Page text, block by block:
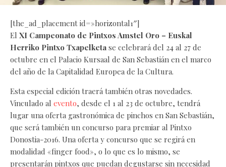
[the_ad_placement id=»horizontal1″]
El XI Campeonato de Pintxos Amstel Oro – Euskal
Herriko Pintxo Txapelketa se celebrará del 24 al 27 de
octubre en el Palacio Kursaal de San Sebastián en el marco
del año de la Capitalidad Europea de la Cultura.
Esta especial edición traerá también otras novedades.
Vinculado al evento, desde el 1 al 23 de octubre, tendrá
lugar una oferta gastronómica de pinchos en San Sebastián,
que será también un concurso para premiar al Pintxo
Donostia-2016. Una oferta y concurso que se regirá en
modalidad «finger food», o lo que es lo mismo, se
presentarán pintxos que puedan degustarse sin necesidad